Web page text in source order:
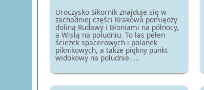
Uroczysko Sikornik znajduje się w
zachodniej części Krakowa pomiędzy
doliną Rudawy i Błoniami na północy,
a Wisłą na południu. To las pełen
ścieżek spacerowych i polanek
piknikowych, a także piękny punkt
widokowy na południe. ...